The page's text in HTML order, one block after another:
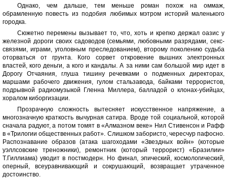
Однако, чем дальше, тем меньше роман похож на оммаж,
обрамленную повесть из подобия любимых мэтром историй маленького
городка.
Сюжетно перемены вызывает то, что, хоть и крепко держал оазис у
железной дороги своих садоводов (семьями, любовными разрядами, секс-
связями, играми, уголовным преследованием), второму поколению судьба
оторваться от грунта. Кого сорвет откровение вышних электронных
властей, кого деньги, а кого и кандалы. А за ними сам большой мир идет в
Дорогу Отчаяния, глуша тишину речевками о подменных директорах,
маршами рабочего движения, гулом стальзавода, байками террористов,
подрывной радиомузыкой Гленна Миллера, балладой о клонах-убийцах,
хоралом киборгизации.
Прозрачную сложность вытесняет искусственное напряжение, а
многозначную краткость вычурная сатира. Вроде той социальной, которой
сначала радуют, а потом томят в «Алмазном веке» Нил Стивенсон и Рафф
в «Трилогии общественных работ». Слишком забористо, чересчур пафосно.
Распознавание образов (атака шагоходами «Звездных войн» (которые
уэллсовские треножники), ремонтник (который террорист) «Бразилии»
Т.Гиллиама) уводит в постмодерн. Но финал, эпический, космологический,
оперный, всеуравнивающий и сокрушающий, возвращает утраченное
достоинство.